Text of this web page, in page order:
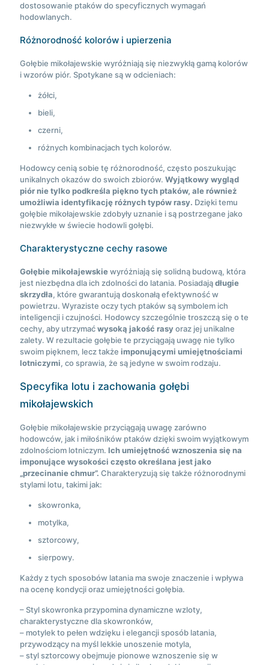
dostosowanie ptaków do specyficznych wymagań
hodowlanych.
Różnorodność kolorów i upierzenia
Gołębie mikołajewskie wyróżniają się niezwykłą gamą kolorów
i wzorów piór. Spotykane są w odcieniach:
żółci,
bieli,
czerni,
różnych kombinacjach tych kolorów.
Hodowcy cenią sobie tę różnorodność, często poszukując
unikalnych okazów do swoich zbiorów. Wyjątkowy wygląd
piór nie tylko podkreśla piękno tych ptaków, ale również
umożliwia identyfikację różnych typów rasy. Dzięki temu
gołębie mikołajewskie zdobyły uznanie i są postrzegane jako
niezwykłe w świecie hodowli gołębi.
Charakterystyczne cechy rasowe
Gołębie mikołajewskiewyróżniają się solidną budową, która
jest niezbędna dla ich zdolności do latania. Posiadajądługie
skrzydła, które gwarantują doskonałą efektywność w
powietrzu. Wyraziste oczy tych ptaków są symbolem ich
inteligencji i czujności. Hodowcy szczególnie troszczą się o te
cechy, aby utrzymaćwysoką jakość rasyoraz jej unikalne
zalety. W rezultacie gołębie te przyciągają uwagę nie tylko
swoim pięknem, lecz także imponującymi umiejętnościami
lotniczymi, co sprawia, że są jedyne w swoim rodzaju.
Specyfika lotu i zachowania gołębi
mikołajewskich
Gołębie mikołajewskie przyciągają uwagę zarówno
hodowców, jak i miłośników ptaków dzięki swoim wyjątkowym
zdolnościom lotniczym. Ich umiejętność wznoszenia się na
imponujące wysokości często określana jest jako
„przecinanie chmur”. Charakteryzują się także różnorodnymi
stylami lotu, takimi jak:
skowronka,
motylka,
sztorcowy,
sierpowy.
Każdy z tych sposobów latania ma swoje znaczenie i wpływa
na ocenę kondycji oraz umiejętności gołębia.
– Styl skowronka przypomina dynamiczne wzloty,
charakterystyczne dla skowronków,
– motylek to pełen wdzięku i elegancji sposób latania,
przywodzący na myśl lekkie unoszenie motyla,
– styl sztorcowy obejmuje pionowe wznoszenie się w